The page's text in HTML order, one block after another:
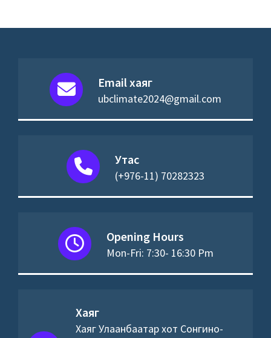
Email хаяг
ubclimate2024@gmail.com
Утас
(+976-11) 70282323
Opening Hours
Mon-Fri: 7:30- 16:30 Pm
Хаяг
Хаяг Улаанбаатар хот Сонгино-